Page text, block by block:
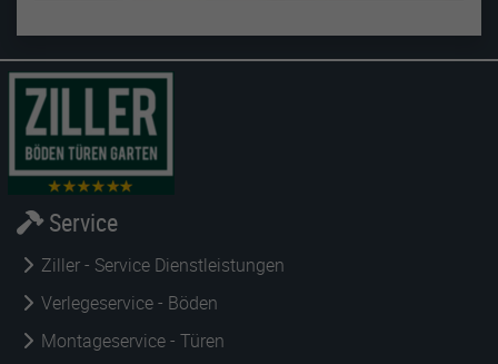
Service
Ziller - Service Dienstleistungen
Verlegeservice - Böden
Montageservice - Türen